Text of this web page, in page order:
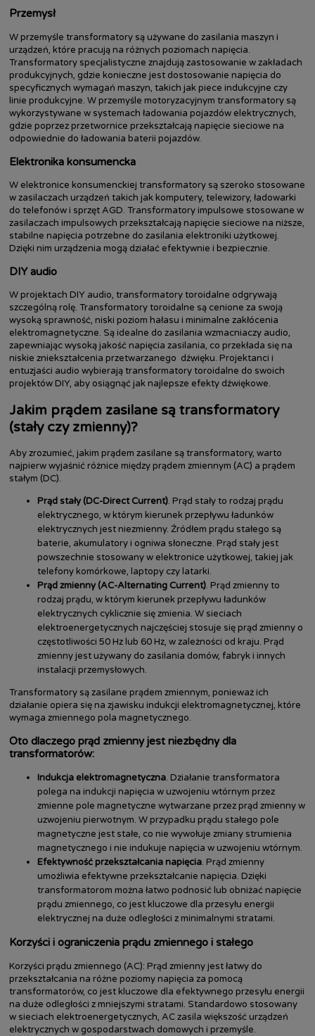
Przemysł
W przemyśle transformatory są używane do zasilania maszyn i
urządzeń, które pracują na różnych poziomach napięcia.
Transformatory specjalistyczne znajdują zastosowanie w zakładach
produkcyjnych, gdzie konieczne jest dostosowanie napięcia do
specyficznych wymagań maszyn, takich jak piece indukcyjne czy
linie produkcyjne. W przemyśle motoryzacyjnym transformatory są
wykorzystywane w systemach ładowania pojazdów elektrycznych,
gdzie poprzez przetwornice przekształcają napięcie sieciowe na
odpowiednie do ładowania baterii pojazdów.
Elektronika konsumencka
W elektronice konsumenckiej transformatory są szeroko stosowane
w zasilaczach urządzeń takich jak komputery, telewizory, ładowarki
do telefonów i sprzęt AGD. Transformatory impulsowe stosowane w
zasilaczach impulsowych przekształcają napięcie sieciowe na niższe,
stabilne napięcia potrzebne do zasilania elektroniki użytkowej.
Dzięki nim urządzenia mogą działać efektywnie i bezpiecznie.
DIY audio
W projektach DIY audio, transformatory toroidalne odgrywają
szczególną rolę. Transformatory toroidalne są cenione za swoją
wysoką sprawność, niski poziom hałasu i minimalne zakłócenia
elektromagnetyczne. Są idealne do zasilania wzmacniaczy audio,
zapewniając wysoką jakość napięcia zasilania, co przekłada się na
niskie zniekształcenia przetwarzanego dźwięku. Projektanci i
entuzjaści audio wybierają transformatory toroidalne do swoich
projektów DIY, aby osiągnąć jak najlepsze efekty dźwiękowe.
Jakim prądem zasilane są transformatory
(stały czy zmienny)?
Aby zrozumieć, jakim prądem zasilane są transformatory, warto
najpierw wyjaśnić różnice między prądem zmiennym (AC) a prądem
stałym (DC).
Prąd stały (DC-Direct Current). Prąd stały to rodzaj prądu
elektrycznego, w którym kierunek przepływu ładunków
elektrycznych jest niezmienny. Źródłem prądu stałego są
baterie, akumulatory i ogniwa słoneczne. Prąd stały jest
powszechnie stosowany w elektronice użytkowej, takiej jak
telefony komórkowe, laptopy czy latarki.
Prąd zmienny (AC-Alternating Current). Prąd zmienny to
rodzaj prądu, w którym kierunek przepływu ładunków
elektrycznych cyklicznie się zmienia. W sieciach
elektroenergetycznych najczęściej stosuje się prąd zmienny o
częstotliwości 50 Hz lub 60 Hz, w zależności od kraju. Prąd
zmienny jest używany do zasilania domów, fabryk i innych
instalacji przemysłowych.
Transformatory są zasilane prądem zmiennym, ponieważ ich
działanie opiera się na zjawisku indukcji elektromagnetycznej, które
wymaga zmiennego pola magnetycznego.
Oto dlaczego prąd zmienny jest niezbędny dla
transformatorów:
Indukcja elektromagnetyczna. Działanie transformatora
polega na indukcji napięcia w uzwojeniu wtórnym przez
zmienne pole magnetyczne wytwarzane przez prąd zmienny w
uzwojeniu pierwotnym. W przypadku prądu stałego pole
magnetyczne jest stałe, co nie wywołuje zmiany strumienia
magnetycznego i nie indukuje napięcia w uzwojeniu wtórnym.
Efektywność przekształcania napięcia. Prąd zmienny
umożliwia efektywne przekształcanie napięcia. Dzięki
transformatorom można łatwo podnosić lub obniżać napięcie
prądu zmiennego, co jest kluczowe dla przesyłu energii
elektrycznej na duże odległości z minimalnymi stratami.
Korzyści i ograniczenia prądu zmiennego i stałego
Korzyści prądu zmiennego (AC): Prąd zmienny jest łatwy do
przekształcania na różne poziomy napięcia za pomocą
transformatorów, co jest kluczowe dla efektywnego przesyłu energii
na duże odległości z mniejszymi stratami. Standardowo stosowany
w sieciach elektroenergetycznych, AC zasila większość urządzeń
elektrycznych w gospodarstwach domowych i przemyśle.